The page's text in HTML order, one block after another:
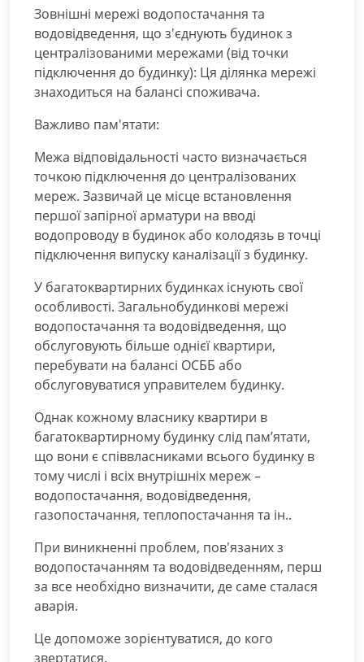
Зовнішні мережі водопостачання та
водовідведення, що з'єднують будинок з
централізованими мережами (від точки
підключення до будинку): Ця ділянка мережі
знаходиться на балансі споживача.
Важливо пам'ятати:
Межа відповідальності часто визначається
точкою підключення до централізованих
мереж. Зазвичай це місце встановлення
першої запірної арматури на вводі
водопроводу в будинок або колодязь в точці
підключення випуску каналізації з будинку.
У багатоквартирних будинках існують свої
особливості. Загальнобудинкові мережі
водопостачання та водовідведення, що
обслуговують більше однієї квартири,
перебувати на балансі ОСББ або
обслуговуватися управителем будинку.
Однак кожному власнику квартири в
багатоквартирному будинку слід пам’ятати,
що вони є співвласниками всього будинку в
тому числі і всіх внутрішніх мереж –
водопостачання, водовідведення,
газопостачання, теплопостачання та ін..
При виникненні проблем, пов'язаних з
водопостачанням та водовідведенням, перш
за все необхідно визначити, де саме сталася
аварія.
Це допоможе зорієнтуватися, до кого
звертатися.